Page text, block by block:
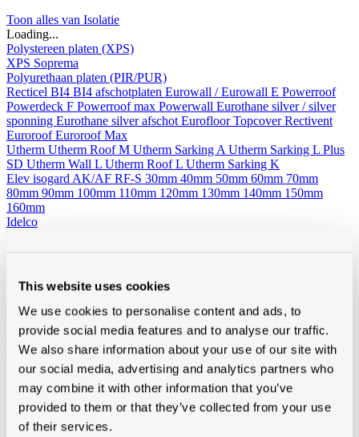
This website uses cookies
We use cookies to personalise content and ads, to
provide social media features and to analyse our traffic.
We also share information about your use of our site with
our social media, advertising and analytics partners who
may combine it with other information that you’ve
provided to them or that they’ve collected from your use
of their services.
Toon alles van Isolatie
Loading...
Polystereen platen (XPS)
XPS Soprema
Polyurethaan platen (PIR/PUR)
Recticel BI4 BI4 afschotplaten Eurowall / Eurowall E Powerroof
Powerdeck F Powerroof max Powerwall Eurothane silver / silver
sponning Eurothane silver afschot EurofloorTopcoverRectivent
EuroroofEuroroof Max
Utherm Utherm Roof M Utherm Sarking A Utherm Sarking L Plus
SD Utherm Wall L Utherm Roof L Utherm Sarking K
Elev isogard AK/AF RF-S 30mm 40mm 50mm 60mm 70mm
80mm 90mm 100mm 110mm 120mm 130mm 140mm 150mm
160mm
Idelco
Minerale wol (platen en rollen)
Hellend dakUrsaKnaufRockwoolIsover
Wand - Zoldervloer - spouw Ursa
Houtvezelisolatie
Diversen
Vacuumisolatie
Recticel
Kingspan
Van folies, lijmen en ventilatie tot rookgasafvoer, zoldertrappen en
gereedschap, bij Modde vind je alle toebehoren voor een vlotte,